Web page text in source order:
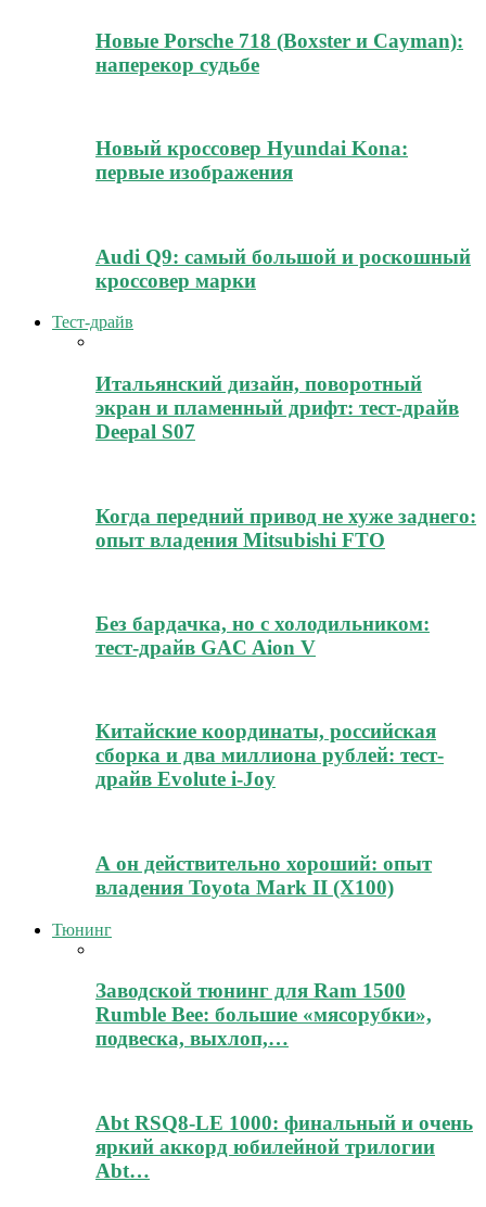
Новые Porsche 718 (Boxster и Cayman):
наперекор судьбе
Новый кроссовер Hyundai Kona:
первые изображения
Audi Q9: самый большой и роскошный
кроссовер марки
Тест-драйв
Итальянский дизайн, поворотный
экран и пламенный дрифт: тест-драйв
Deepal S07
Когда передний привод не хуже заднего:
опыт владения Mitsubishi FTO
Без бардачка, но с холодильником:
тест-драйв GAC Aion V
Китайские координаты, российская
сборка и два миллиона рублей: тест-
драйв Evolute i-Joy
А он действительно хороший: опыт
владения Toyota Mark II (Х100)
Тюнинг
Заводской тюнинг для Ram 1500
Rumble Bee: большие «мясорубки»,
подвеска, выхлоп,…
Abt RSQ8-LE 1000: финальный и очень
яркий аккорд юбилейной трилогии
Abt…